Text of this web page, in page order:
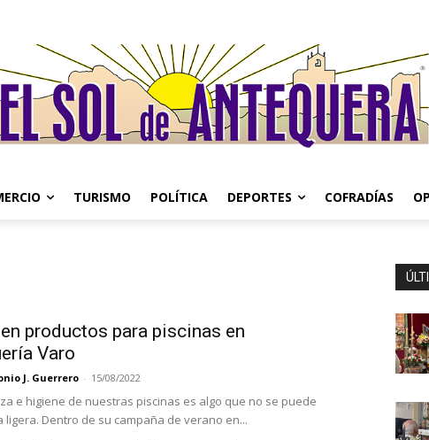
TURISMO POLÍTICA DEPORTES COFRADÍAS
productos para piscinas en
Varo
J. Guerrero - 15/08/2022
e higiene de nuestras piscinas es algo que no se puede
ligera. Dentro de su campaña de verano en...